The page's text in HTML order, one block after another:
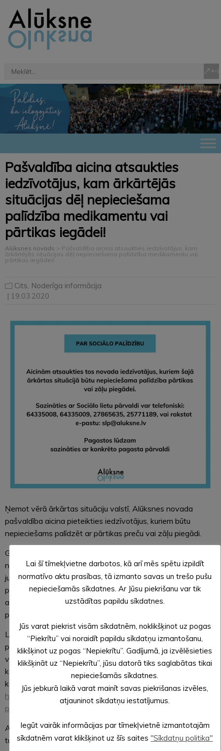
Pašvaldība aicina atsaukties
iedzīvotājus, kam ārkārtējās
situācijas dēļ nepieciešama
palīdzība medikamentu vai
pārtikas iegādei!
Alūksnes novads > Pašvaldība aicina atsaukties iedzīvotājus, kam
ārkārtējās situācijas dēļ nepieciešama palīdzība medikamentu vai
pārtikas iegādei!
Cits Noderīga informācija
| 19.03.2020
Ņemot vērā ārkārtas situāciju valstī, Alūksnes novada
pašvaldība aicina pieteikties iedzīvotājus, kuriem būtu
nepieciešams palīdzēt ar pārtikas preču vai zāļu piegādi.
Gadījumos, ja nespējat sevi nodrošināt ar pirmās
nepieciešamības pārtikas precēm vai medikamentiem, ja
jums nav uz vietas neviena tuvinieka vai citas atbalsta
personas (draugi, attālāki radi, kaimiņi) un citu resursu,
aicinām sazināties ar Sociālo lietu pārvaldi, lai vienotos par
palīdzības iespējām.
Lūdzam sazināties ar Alūksnes novada Sociālo lietu
pārvaldi: 64335008, 64335009, 27865635, 25771189
vai e-pastu slp@aluksne.lv. Pagastos lūdzam sazināties ar
konkrētā pagasta sociālo darbinieku. Pagastu pārvalžu
kontaktinformācija:
https://aluksne.lv/index.php/pasvaldiba/kontakti/pagastu-
parvaldes/
Alūksnes novada iedzīvotāji tiek lūgti sazināties ar sev
tuvākajiem iedzīvotājiem, kaimiņiem, draugiem vai
Lai šī tīmekļvietne darbotos, kā arī mēs spētu izpildīt
normatīvo aktu prasības, tā izmanto savas un trešo pušu
nepieciešamās sīkdatnes. Ar Jūsu piekrišanu var tik
uzstādītas papildu sīkdatnes.
Jūs varat piekrist visām sīkdatnēm, noklikšķinot uz pogas
“Piekrītu” vai noraidīt papildu sīkdatņu izmantošanu,
klikšķinot uz pogas “Nepiekrītu”. Gadījumā, ja izvēlēsieties
klikšķināt uz “Nepiekrītu”, jūsu datorā tiks saglabātas tikai
nepieciešamās sīkdatnes.
Jūs jebkurā laikā varat mainīt savas piekrišanas izvēles,
atjauninot sīkdatņu iestatījumus.
Iegūt vairāk informācijas par tīmekļvietnē izmantotajām
sīkdatnēm varat klikšķinot uz šīs saites "Sīkdatņu politika"